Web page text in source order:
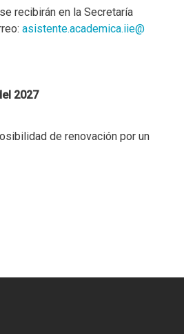
recibirán en la Secretaría
asistente.academica.iie@
2027
de renovación por un